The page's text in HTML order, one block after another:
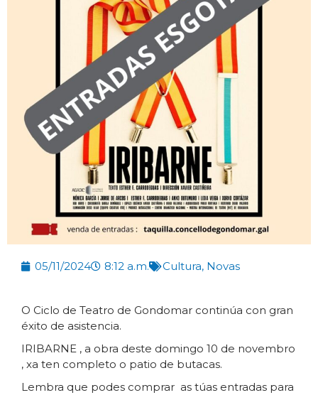
05/11/2024 8:12 a.m. Cultura, Novas
O Ciclo de Teatro de Gondomar continúa con gran
éxito de asistencia.
IRIBARNE , a obra deste domingo 10 de novembro
, xa ten completo o patio de butacas.
Lembra que podes comprar as túas entradas para